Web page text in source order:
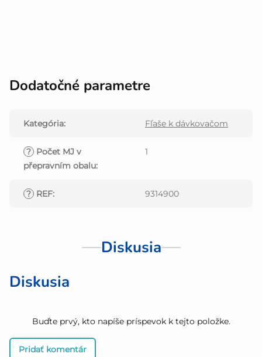
Dodatočné parametre
Kategória: Fľaše k dávkovačom
? Počet MJ v
přepravním obalu:
1
? REF: 9314900
Diskusia
Diskusia
Buďte prvý, kto napíše príspevok k tejto položke.
Pridať komentár